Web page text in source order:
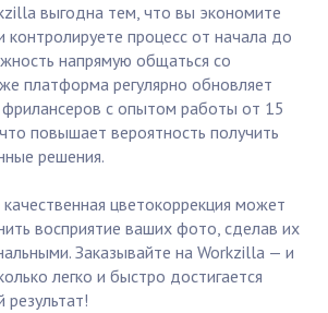
выгодна тем, что вы экономите
контролируете процесс от начала до
напрямую общаться со
платформа регулярно обновляет
с опытом работы от 15
повышает вероятность получить
решения.
цветокоррекция может
восприятие ваших фото, сделав их
Заказывайте на Workzilla — и
легко и быстро достигается